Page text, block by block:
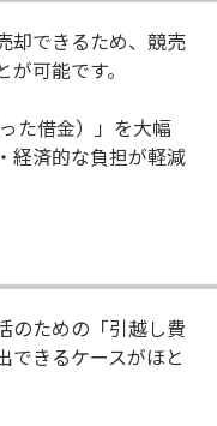
却できるため、競売
可能です。
た借金）」を大幅
経済的な負担が軽減
のための「引越し費
できるケースがほと